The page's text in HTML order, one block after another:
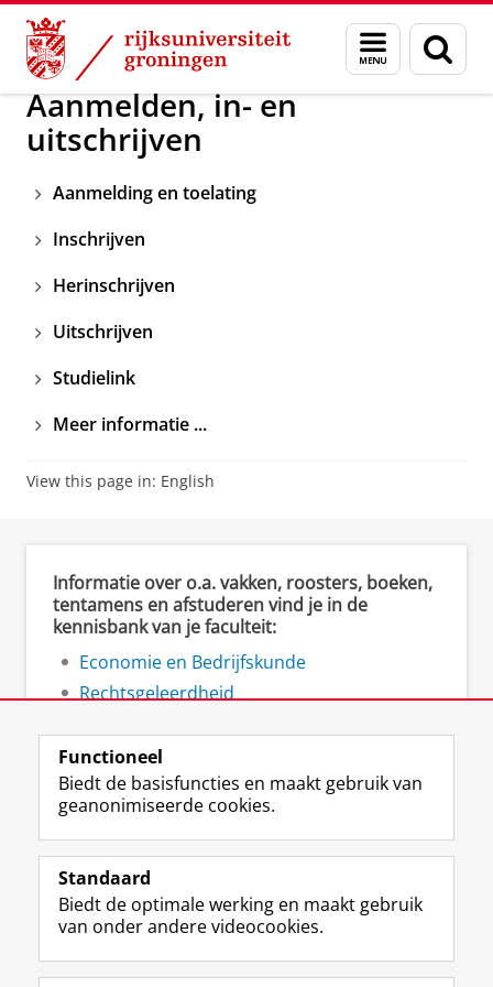
Skip
Content
Skip
Navigation
Menu
en
zoeken
Onderwijs Veelgestelde vragen
Aanmelden, in- en
uitschrijven
Aanmelding en toelating
Inschrijven
Herinschrijven
Uitschrijven
Studielink
Meer informatie ...
View this page in: English
Informatie over o.a. vakken, roosters, boeken,
tentamens en afstuderen vind je in de
kennisbank van je faculteit:
Economie en Bedrijfskunde
Rechtsgeleerdheid
Volg de RUG
F
a
e
b
o
L
i
k
e
I
R
S
-
f
e
I
n
t
r
Y
o
T
e
Studiekiezers
Functioneel
Biedt de basisfuncties en maakt gebruik van
geanonimiseerde cookies.
Standaard
Biedt de optimale werking en maakt gebruik
van onder andere videocookies.